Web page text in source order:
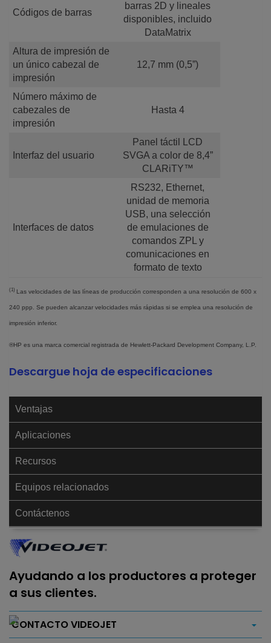
Códigos de barras
barras 2D y lineales
disponibles, incluido
DataMatrix
Altura de impresión de
un único cabezal de
impresión
12,7 mm (0,5”)
Número máximo de
cabezales de
impresión
Hasta 4
Interfaz del usuario
Panel táctil LCD
SVGA a color de 8,4”
CLARiTY™
Interfaces de datos
RS232, Ethernet,
unidad de memoria
USB, una selección
de emulaciones de
comandos ZPL y
comunicaciones en
formato de texto
(1) Las velocidades de las líneas de producción corresponden a una resolución de 600 x
240 ppp. Se pueden alcanzar velocidades más rápidas si se emplea una resolución de
impresión inferior.
®HP es una marca comercial registrada de Hewlett-Packard Development Company, L.P.
Descargue hoja de especificaciones
Ventajas
Aplicaciones
Recursos
Equipos relacionados
Contáctenos
Ayudando a los productores a proteger
a sus clientes.
CONTACTO VIDEOJET